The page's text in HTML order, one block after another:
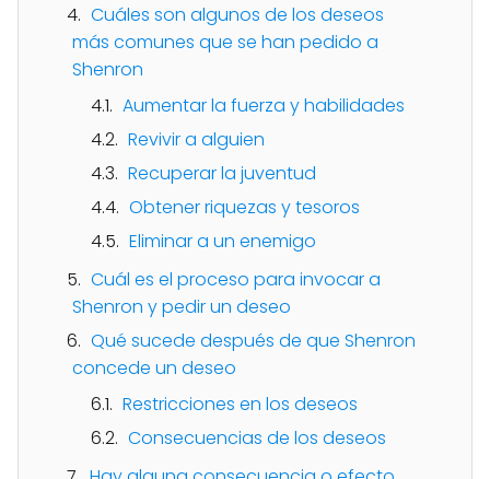
Cuáles son algunos de los deseos
más comunes que se han pedido a
Shenron
Aumentar la fuerza y habilidades
Revivir a alguien
Recuperar la juventud
Obtener riquezas y tesoros
Eliminar a un enemigo
Cuál es el proceso para invocar a
Shenron y pedir un deseo
Qué sucede después de que Shenron
concede un deseo
Restricciones en los deseos
Consecuencias de los deseos